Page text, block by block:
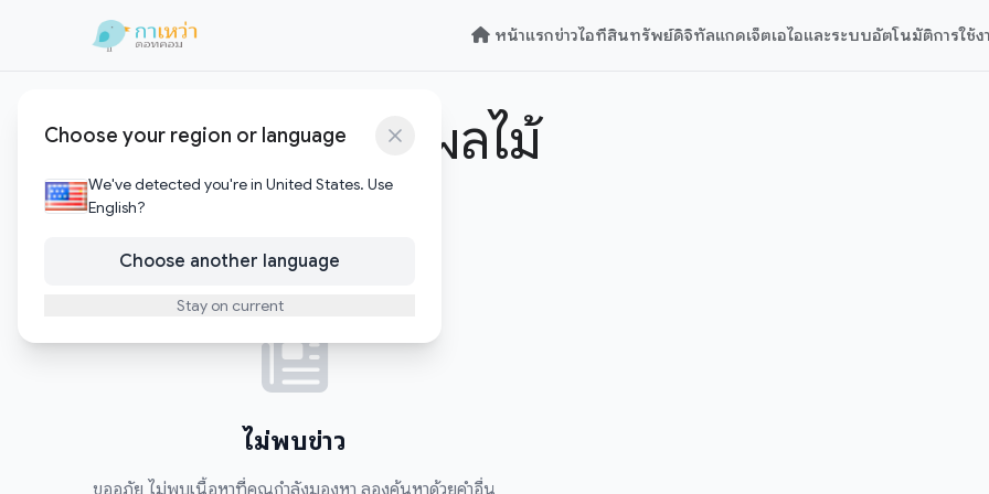
หน้าแรกข่าวไอทีสินทรัพย์ดิจิทัลแกดเจ็ตเอไอและระบบอัตโนมัติการใช้
Choose your region or language
We've detected you're in United States. Use
English?
Choose another language
Stay on current
ประโยชน์ผักและผลไม้
0บทความ
ไม่พบข่าว
ขออภัย ไม่พบเนื้อหาที่คุณกำลังมองหา ลองค้นหาด้วยคำอื่น